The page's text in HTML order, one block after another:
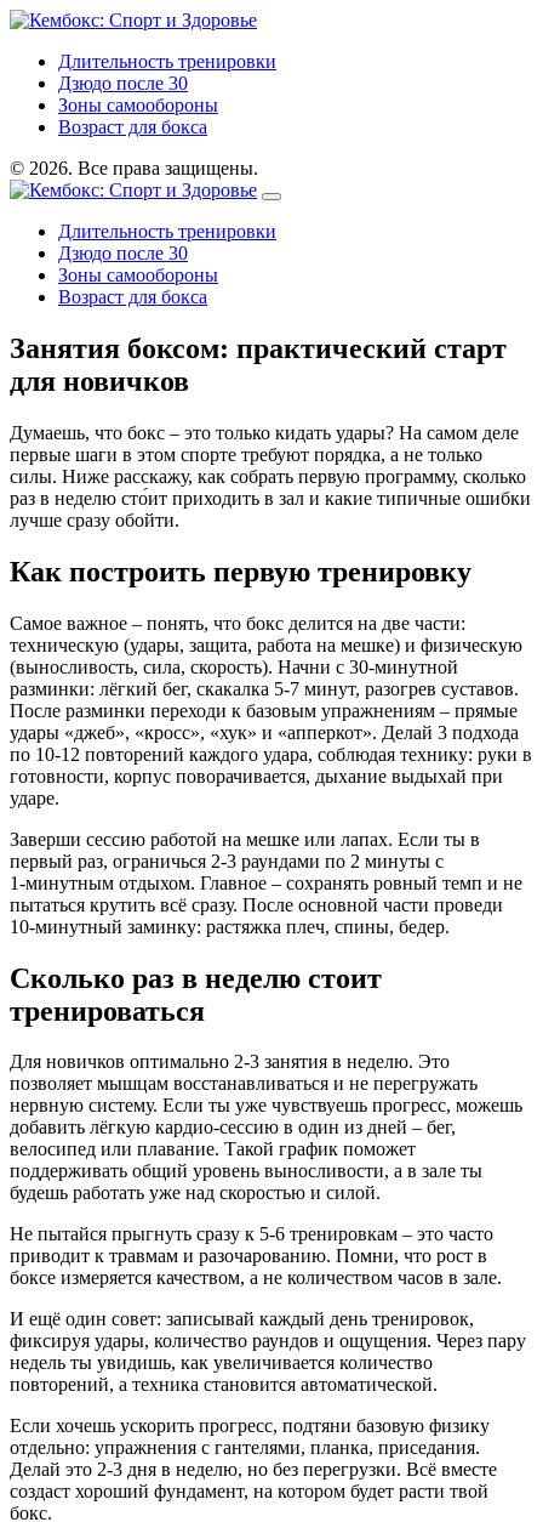
Длительность тренировки
Дзюдо после 30
Зоны самообороны
Возраст для бокса
© 2026. Все права защищены.
Длительность тренировки
Дзюдо после 30
Зоны самообороны
Возраст для бокса
Занятия боксом: практический старт
для новичков
Думаешь, что бокс – это только кидать удары? На самом деле
первые шаги в этом спорте требуют порядка, а не только
силы. Ниже расскажу, как собрать первую программу, сколько
раз в неделю сто́ит приходить в зал и какие типичные ошибки
лучше сразу обойти.
Как построить первую тренировку
Самое важное – понять, что бокс делится на две части:
техническую (удары, защита, работа на мешке) и физическую
(выносливость, сила, скорость). Начни с 30‑минутной
разминки: лёгкий бег, скакалка 5‑7 минут, разогрев суставов.
После разминки переходи к базовым упражнениям – прямые
удары «джеб», «кросс», «хук» и «апперкот». Делай 3 подхода
по 10‑12 повторений каждого удара, соблюдая технику: руки в
готовности, корпус поворачивается, дыхание выдыхай при
ударе.
Заверши сессию работой на мешке или лапах. Если ты в
первый раз, ограничься 2‑3 раундами по 2 минуты с
1‑минутным отдыхом. Главное – сохранять ровный темп и не
пытаться крутить всё сразу. После основной части проведи
10‑минутный заминку: растяжка плеч, спины, бедер.
Сколько раз в неделю стоит
тренироваться
Для новичков оптимально 2‑3 занятия в неделю. Это
позволяет мышцам восстанавливаться и не перегружать
нервную систему. Если ты уже чувствуешь прогресс, можешь
добавить лёгкую кардио‑сессию в один из дней – бег,
велосипед или плавание. Такой график поможет
поддерживать общий уровень выносливости, а в зале ты
будешь работать уже над скоростью и силой.
Не пытайся прыгнуть сразу к 5‑6 тренировкам – это часто
приводит к травмам и разочарованию. Помни, что рост в
боксе измеряется качеством, а не количеством часов в зале.
И ещё один совет: записывай каждый день тренировок,
фиксируя удары, количество раундов и ощущения. Через пару
недель ты увидишь, как увеличивается количество
повторений, а техника становится автоматической.
Если хочешь ускорить прогресс, подтяни базовую физику
отдельно: упражнения с гантелями, планка, приседания.
Делай это 2‑3 дня в неделю, но без перегрузки. Всё вместе
создаст хороший фундамент, на котором будет расти твой
бокс.